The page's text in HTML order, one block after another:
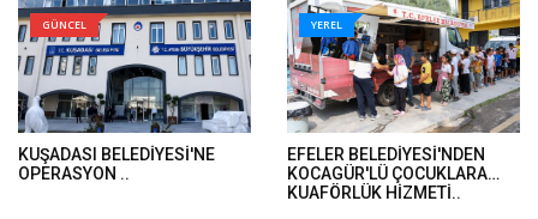
GÜNCEL
KUŞADASI BELEDİYESİ'NE
OPERASYON ..
YEREL
EFELER BELEDİYESİ'NDEN
KOCAGÜR'LÜ ÇOCUKLARA
KUAFÖRLÜK HİZMETİ..